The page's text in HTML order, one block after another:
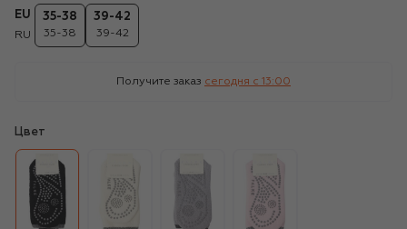
EU
RU
35-38
35-38
39-42
39-42
Получите заказ сегодня c 13:00
Цвет